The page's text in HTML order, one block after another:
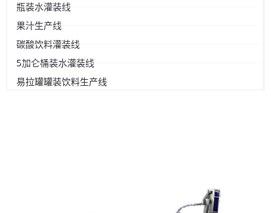
瓶装水灌装线
果汁生产线
碳酸饮料灌装线
5加仑桶装水灌装线
易拉罐罐装饮料生产线